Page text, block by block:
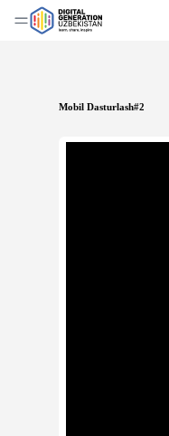
Mobil Dasturlash#2